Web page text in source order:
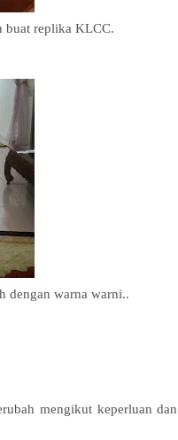
buat replika KLCC.
dengan warna warni..
mengikut keperluan dan